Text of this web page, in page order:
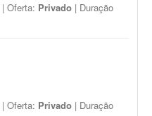
| Oferta: Privado | Duração
| Oferta: Privado | Duração